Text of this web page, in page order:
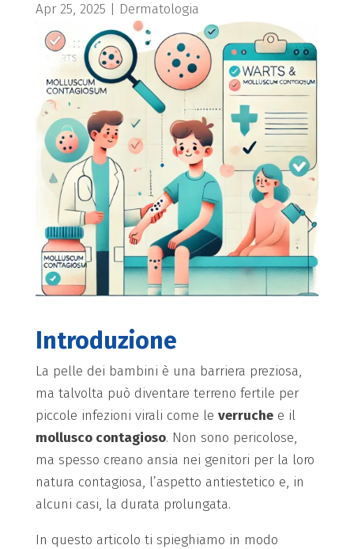
Apr 25, 2025 Dermatologia
Introduzione
La pelle dei bambini è una barriera preziosa,
ma talvolta può diventare terreno fertile per
piccole infezioni virali come le verruchee il
mollusco contagioso. Non sono pericolose,
ma spesso creano ansia nei genitori per la loro
natura contagiosa, l’aspetto antiestetico e, in
alcuni casi, la durata prolungata.
In questo articolo ti spieghiamo in modo